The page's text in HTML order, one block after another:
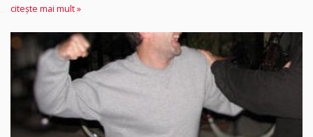
citește mai mult »